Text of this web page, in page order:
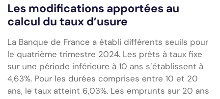
Les modifications apportées au
calcul du taux d’usure
La Banque de France a établi différents seuils pour
le quatrième trimestre 2024. Les prêts à taux fixe
sur une période inférieure à 10 ans s’établissent à
4,63%. Pour les durées comprises entre 10 et 20
ans, le taux atteint 6,03%. Les emprunts sur 20 ans